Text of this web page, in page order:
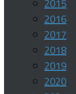
2015
2016
2017
2018
2019
2020